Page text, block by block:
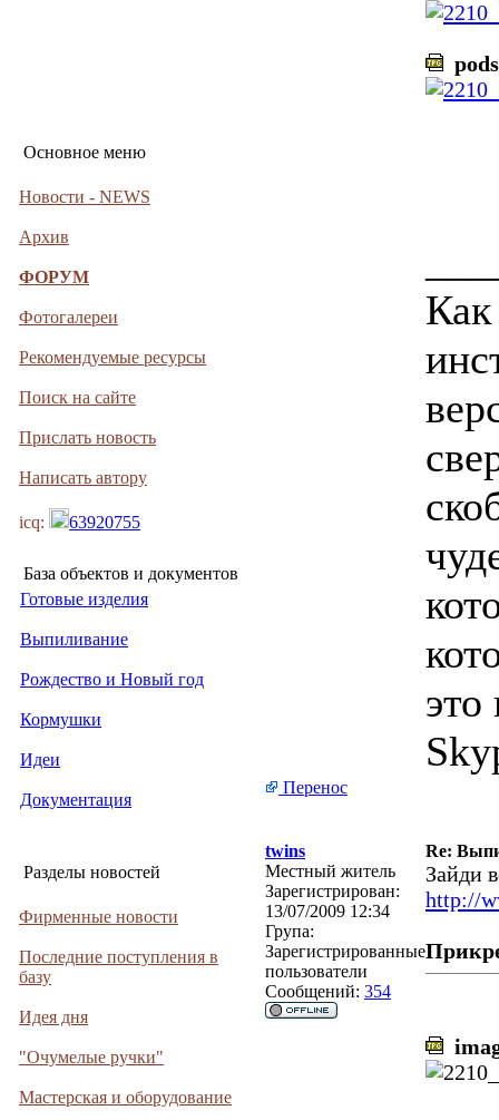
Основное меню
Новости - NEWS
Архив
ФОРУМ
Фотогалереи
Рекомендуемые ресурсы
Поиск на сайте
Прислать новость
Написать автору
icq: 63920755
База объектов и документов
Готовые изделия
Выпиливание
Рождество и Новый год
Кормушки
Идеи
Документация
Разделы новостей
Фирменные новости
Последние поступления в
базу
Идея дня
"Очумелые ручки"
Мастерская и оборудование
это
Перенос
twins
Re:
Местный житель
Зарегистрирован:
13/07/2009 12:34
Група:
Зарегистрированные
пользователи
Сообщений: 354
Зайди
http://